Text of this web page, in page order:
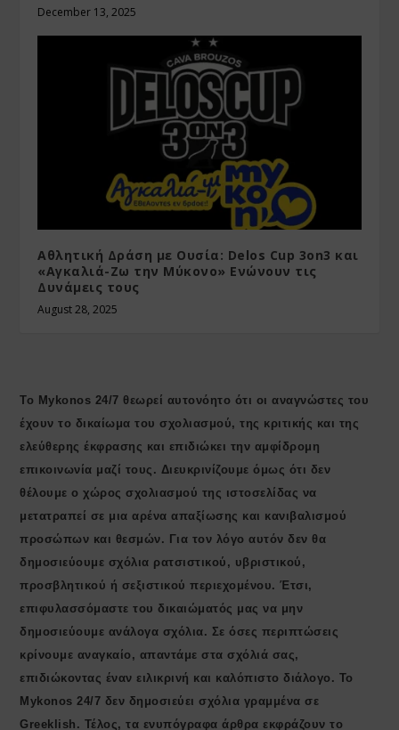
December 13, 2025
Αθλητική Δράση με Ουσία: Delos Cup 3on3 και
«Αγκαλιά-Ζω την Μύκονο» Ενώνουν τις
Δυνάμεις τους
August 28, 2025
Το Mykonos 24/7 θεωρεί αυτονόητο ότι οι αναγνώστες του
έχουν το δικαίωμα του σχολιασμού, της κριτικής και της
ελεύθερης έκφρασης και επιδιώκει την αμφίδρομη
επικοινωνία μαζί τους. Διευκρινίζουμε όμως ότι δεν
θέλουμε ο χώρος σχολιασμού της ιστοσελίδας να
μετατραπεί σε μια αρένα απαξίωσης και κανιβαλισμού
προσώπων και θεσμών. Για τον λόγο αυτόν δεν θα
δημοσιεύουμε σχόλια ρατσιστικού, υβριστικού,
προσβλητικού ή σεξιστικού περιεχομένου. Έτσι,
επιφυλασσόμαστε του δικαιώματός μας να μην
δημοσιεύουμε ανάλογα σχόλια. Σε όσες περιπτώσεις
κρίνουμε αναγκαίο, απαντάμε στα σχόλιά σας,
επιδιώκοντας έναν ειλικρινή και καλόπιστο διάλογο. Το
Μykonos 24/7 δεν δημοσιεύει σχόλια γραμμένα σε
Greeklish. Τέλος, τα ενυπόγραφα άρθρα εκφράζουν το